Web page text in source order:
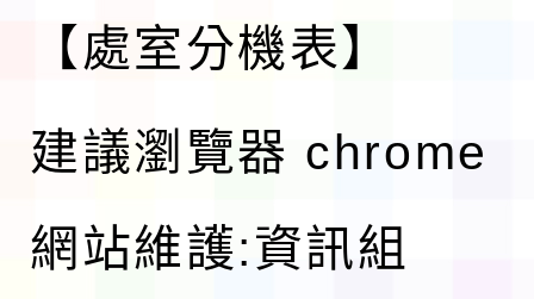
【處室分機表】
建議瀏覽器 chrome
網站維護:資訊組